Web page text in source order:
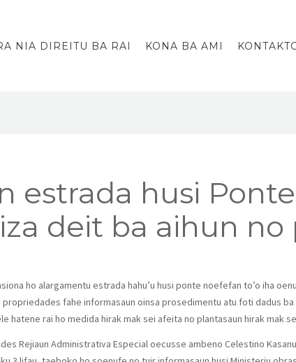
NIA DIREITU BA RAI KONA BA AMI
estrada husi
deit ba aihun no
ho alargamentu estrada hahu’u husi ponte noefefan to’o iha
propriedades fahe informasaun oinsa prosedimentu atu foti dadus
hatene rai ho medida hirak mak sei afeita no plantasaun hirak mak
Rejiaun Administrativa Especial oecusse ambeno Celestino